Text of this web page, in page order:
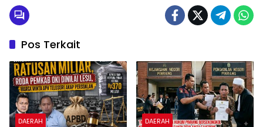
Pos Terkait
DAERAH DAERAH